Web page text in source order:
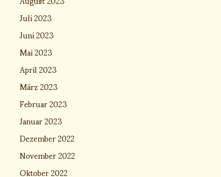
Juli 2023
Juni 2023
Mai 2023
April 2023
März 2023
Februar 2023
Januar 2023
Dezember 2022
November 2022
Oktober 2022